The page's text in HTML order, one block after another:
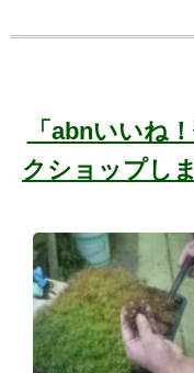
「abnいいね
クショップし